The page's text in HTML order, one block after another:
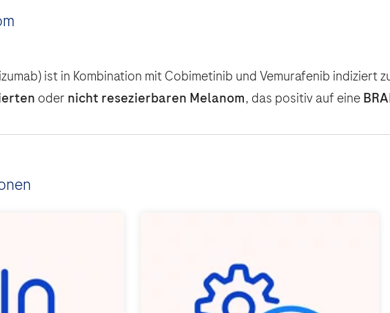
ist in Kombination mit Cobimetinib und Vemurafenib indiziert
oder nicht resezierbaren Melanom, das positiv auf eine